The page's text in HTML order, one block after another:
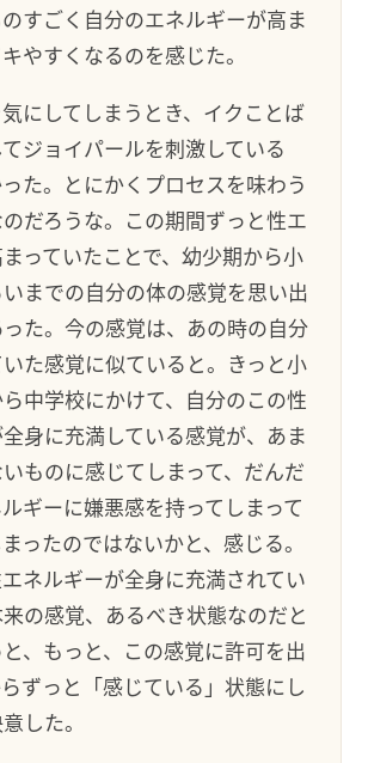
すごく自分のエネルギーが高ま
やすくなるのを感じた。
にしてしまうとき、イクことば
ジョイパールを刺激している
た。とにかくプロセスを味わう
だろうな。この期間ずっと性エ
っていたことで、幼少期から小
までの自分の体の感覚を思い出
た。今の感覚は、あの時の自分
た感覚に似ていると。きっと小
中学校にかけて、自分のこの性
身に充満している感覚が、あま
ものに感じてしまって、だんだ
ギーに嫌悪感を持ってしまって
ったのではないかと、感じる。
ネルギーが全身に充満されてい
の感覚、あるべき状態なのだと
、もっと、この感覚に許可を出
ずっと「感じている」状態にし
した。